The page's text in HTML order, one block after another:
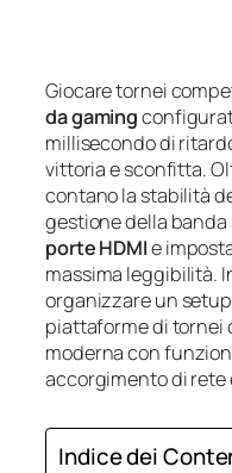
Giocare tornei
da gaming
millisecondo di
vittoria e sconfitta.
contano la stabilità
gestione della banda
porte HDMIe
massima leggibilità.
organizzare un
piattaforme di tornei
moderna con
accorgimento di rete
Indice dei